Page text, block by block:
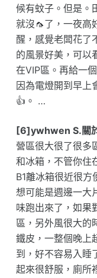
候有蚊子。但是。
就沒🦟了，一夜高
醒，感覺老闆花了
的風景好美，可以
在VIP區。再給一
因為電燈開到早上
👍。 …
[6]ywhwen S.關
營區很大很了很多
和冰箱，不管你住
B1離冰箱很近很方
想可能是週邊一大
味跑出來了，如果
區，另外風很大的
鐵皮，一整個晚上
到，好不容易入睡
起來很舒服，廁所